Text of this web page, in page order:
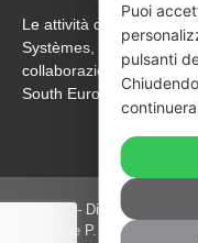
Le attività di supporto e
Systèmes, 3DCS e
collaborazione con
South Europe.
© 2021 – Diesse Cim S.r.l
e P. IVA Registro
Puoi
pulsanti